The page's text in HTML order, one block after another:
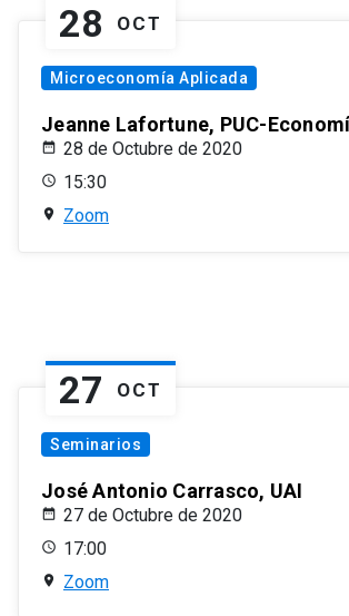
28 OCT
Microeconomía Aplicada
Jeanne Lafortune, PUC-
28 de Octubre de 2020
15:30
Zoom
27 OCT
Seminarios
José Antonio Carrasco, UAI
27 de Octubre de 2020
17:00
Zoom